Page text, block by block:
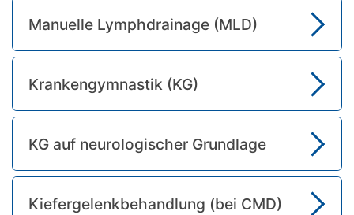
Manuelle Lymphdrainage (MLD)
Krankengymnastik (KG)
KG auf neurologischer Grundlage
Kiefergelenkbehandlung (bei CMD)